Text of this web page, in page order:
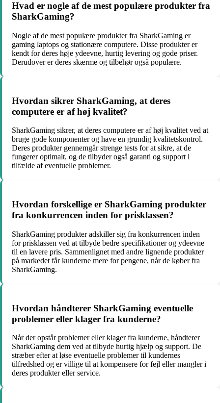
Hvad er nogle af de mest populære produkter fra
SharkGaming?
Nogle af de mest populære produkter fra SharkGaming er
gaming laptops og stationære computere. Disse produkter er
kendt for deres høje ydeevne, hurtig levering og gode priser.
Derudover er deres skærme og tilbehør også populære.
Hvordan sikrer SharkGaming, at deres
computere er af høj kvalitet?
SharkGaming sikrer, at deres computere er af høj kvalitet ved at
bruge gode komponenter og have en grundig kvalitetskontrol.
Deres produkter gennemgår strenge tests for at sikre, at de
fungerer optimalt, og de tilbyder også garanti og support i
tilfælde af eventuelle problemer.
Hvordan forskellige er SharkGaming produkter
fra konkurrencen inden for prisklassen?
SharkGaming produkter adskiller sig fra konkurrencen inden
for prisklassen ved at tilbyde bedre specifikationer og ydeevne
til en lavere pris. Sammenlignet med andre lignende produkter
på markedet får kunderne mere for pengene, når de køber fra
SharkGaming.
Hvordan håndterer SharkGaming eventuelle
problemer eller klager fra kunderne?
Når der opstår problemer eller klager fra kunderne, håndterer
SharkGaming dem ved at tilbyde hurtig hjælp og support. De
stræber efter at løse eventuelle problemer til kundernes
tilfredshed og er villige til at kompensere for fejl eller mangler i
deres produkter eller service.